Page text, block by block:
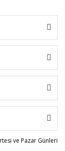
ve Pazar Günleri